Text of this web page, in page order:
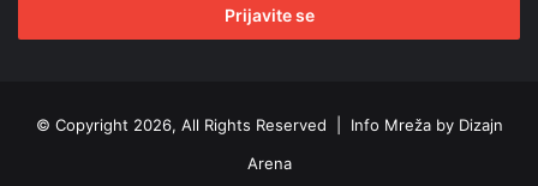
© Copyright 2026, All Rights Reserved | Info Mreža by Dizajn
Arena